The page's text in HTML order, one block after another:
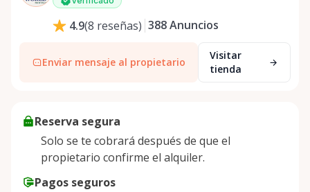
4.9(8 reseñas) 388Anuncios
Enviar mensaje al propietario
Visitar
tienda
Reserva segura
Solo se te cobrará después de que el
propietario confirme el alquiler.
Pagos seguros